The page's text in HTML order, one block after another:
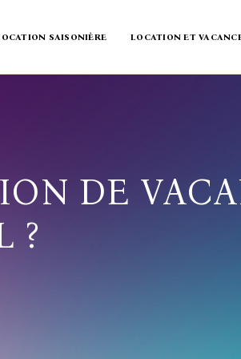
SAISONIÈRE LOCATION ET
DE
?